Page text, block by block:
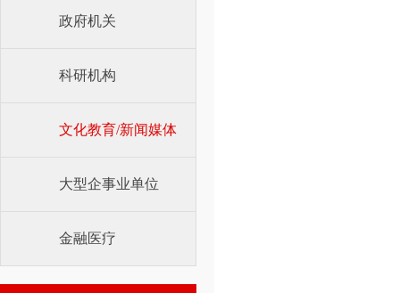
政府机关
科研机构
文化教育/新闻媒体
大型企事业单位
金融医疗